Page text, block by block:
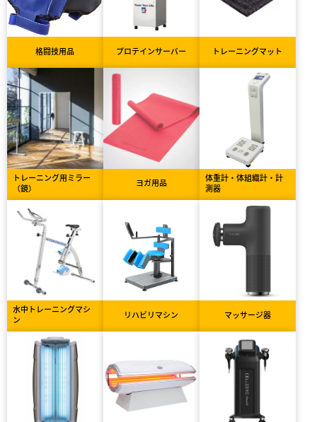
格闘技用品 プロテインサーバー トレーニングマット
トレーニング用ミラー
（鏡）
ヨガ用品
体重計・体組織計・計
測器
水中トレーニングマシ
ン
リハビリマシン マッサージ器